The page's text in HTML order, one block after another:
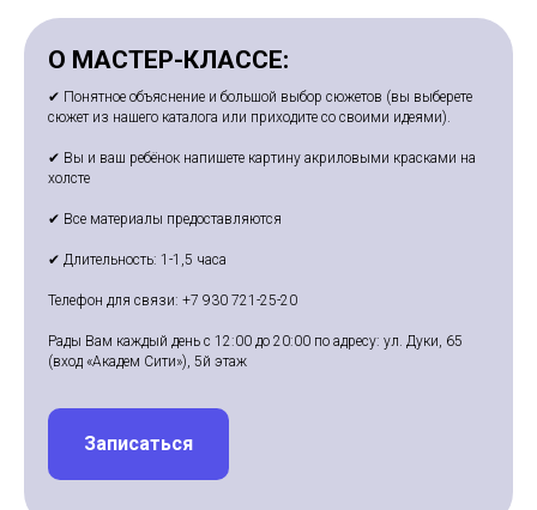
О МАСТЕР-КЛАССЕ:
✔ Понятное объяснение и большой выбор сюжетов (вы выберете
сюжет из нашего каталога или приходите со своими идеями).
✔ Вы и ваш ребёнок напишете картину акриловыми красками на
холсте
✔ Все материалы предоставляются
✔ Длительность: 1-1,5 часа
Телефон для связи: +7 930 721-25-20
Рады Вам каждый день с 12:00 до 20:00 по адресу: ул. Дуки, 65
(вход «Академ Сити»), 5й этаж
Записаться